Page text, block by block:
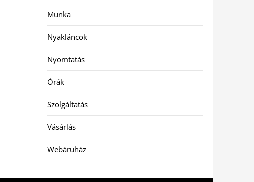
Munka
Nyakláncok
Nyomtatás
Órák
Szolgáltatás
Vásárlás
Webáruház